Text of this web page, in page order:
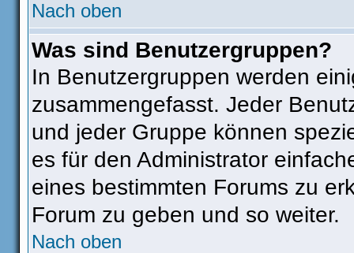
Nach oben
Was sind Benutzergruppen?
In Benutzergruppen werden
zusammengefasst. Jeder
und jeder Gruppe können
es für den Administrator
eines bestimmten Forums zu
Forum zu geben und so weiter.
Nach oben